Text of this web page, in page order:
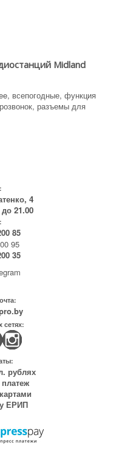
Midland
всепогодные, функция
разъемы для
4
21.00
85
95
35
рублях
ЕРИП